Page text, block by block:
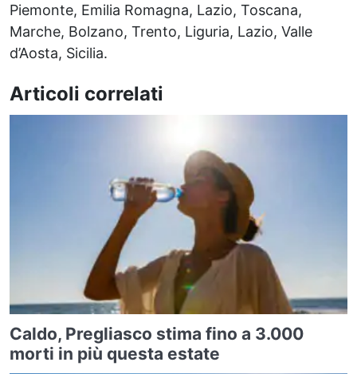
Piemonte, Emilia Romagna, Lazio, Toscana,
Marche, Bolzano, Trento, Liguria, Lazio, Valle
d’Aosta, Sicilia.
Articoli correlati
Caldo, Pregliasco stima fino a 3.000
morti in più questa estate